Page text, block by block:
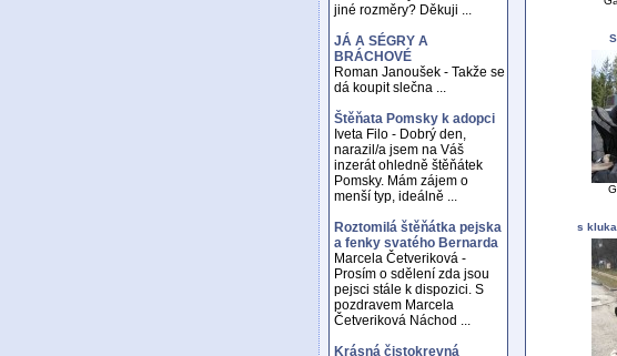
jiné rozměry? Děkuji ...
JÁ A SÉGRY A
BRÁCHOVÉ
Roman Janoušek - Takže se
dá koupit slečna ...
Štěňata Pomsky k adopci
Iveta Filo - Dobrý den,
narazil/a jsem na Váš
inzerát ohledně štěňátek
Pomsky. Mám zájem o
menší typ, ideálně ...
Roztomilá štěňátka pejska
a fenky svatého Bernarda
Marcela Četveriková -
Prosím o sdělení zda jsou
pejsci stále k dispozici. S
pozdravem Marcela
Četveriková Náchod ...
Krásná čistokrevná
s